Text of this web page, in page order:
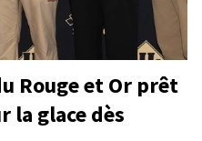
Rouge et Or prêt
la glace dès